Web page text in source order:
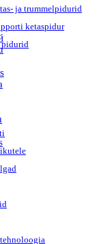
ja trummelpidurid
ketaspidur
pidurid